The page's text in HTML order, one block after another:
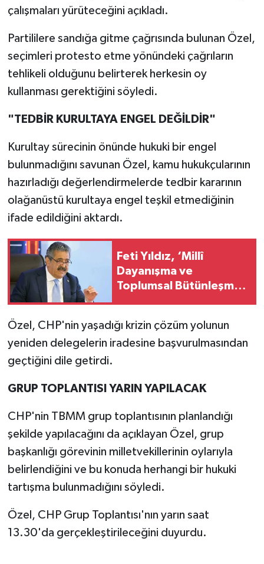
çalışmaları yürüteceğini açıkladı.
Partililere sandığa gitme çağrısında bulunan Özel,
seçimleri protesto etme yönündeki çağrıların
tehlikeli olduğunu belirterek herkesin oy
kullanması gerektiğini söyledi.
"TEDBİR KURULTAYA ENGEL DEĞİLDİR"
Kurultay sürecinin önünde hukuki bir engel
bulunmadığını savunan Özel, kamu hukukçularının
hazırladığı değerlendirmelerde tedbir kararının
olağanüstü kurultaya engel teşkil etmediğinin
ifade edildiğini aktardı.
Feti Yıldız, ‘Millî
Dayanışma ve
Toplumsal Bütünleşme
Özel, CHP'nin yaşadığı krizin çözüm yolunun
yeniden delegelerin iradesine başvurulmasından
geçtiğini dile getirdi.
GRUP TOPLANTISI YARIN YAPILACAK
CHP'nin TBMM grup toplantısının planlandığı
şekilde yapılacağını da açıklayan Özel, grup
başkanlığı görevinin milletvekillerinin oylarıyla
belirlendiğini ve bu konuda herhangi bir hukuki
tartışma bulunmadığını söyledi.
Özel, CHP Grup Toplantısı'nın yarın saat
13.30'da gerçekleştirileceğini duyurdu.